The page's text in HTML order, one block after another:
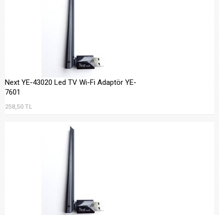
Next YE-43020 Led TV Wi-Fi Adaptör YE-
7601
258,50 TL